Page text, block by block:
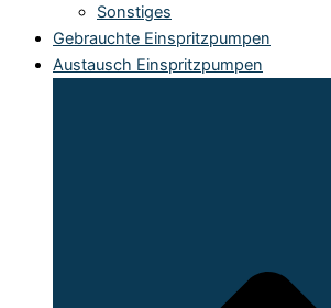
Sonstiges
Gebrauchte Einspritzpumpen
Austausch Einspritzpumpen